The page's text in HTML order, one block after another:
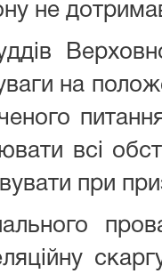
не
на
всі
при